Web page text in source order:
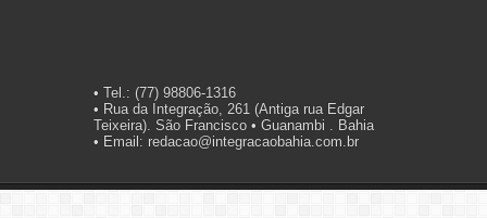
• Tel.: (77) 98806-1316
• Rua da Integração, 261 (Antiga rua Edgar
Teixeira). São Francisco • Guanambi . Bahia
• Email: redacao@integracaobahia.com.br